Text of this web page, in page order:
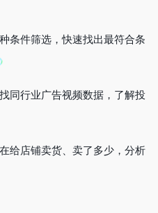
条件筛选，快速找出最符合条
同行业广告视频数据，了解投
给店铺卖货、卖了多少，分析